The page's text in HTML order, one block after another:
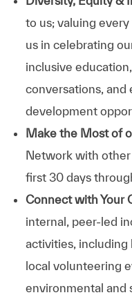
to us; valuing
us in celebrating
inclusive
conversations, and
development
Make the Most of
Network with
first 30 days
Connect with Your
internal, peer-led
activities, including
local volunteering
environmental and